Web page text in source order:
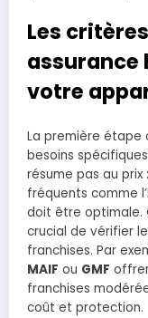
Les
assurance
votre
La première étape
besoins
résume pas au
fréquents comme
doit être optimale.
crucial de vérifier
franchises. Par
MAIF ou GMF
franchises
coût et protection.